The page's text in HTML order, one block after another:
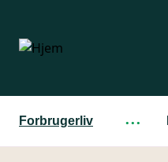
hovedindhold
Forbrugerliv ···